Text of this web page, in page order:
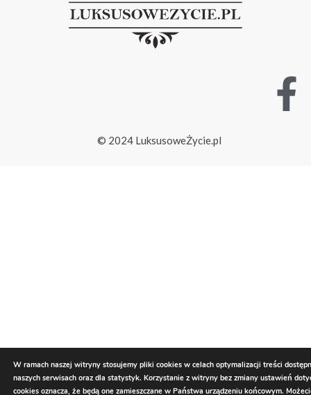
© 2024 LuksusoweŻycie.pl
W ramach naszej witryny stosujemy pliki cookies w celach optymalizacji treści
naszych serwisach oraz dla statystyk. Korzystanie z witryny bez zmiany ustawień
cookies oznacza, że będą one zamieszczane w Państwa urządzeniu końcowym.